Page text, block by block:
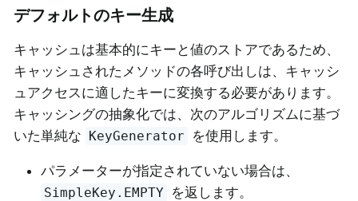
デフォルトのキー生成
キャッシュは基本的にキーと値のストアであるため、
キャッシュされたメソッドの各呼び出しは、キャッシ
ュアクセスに適したキーに変換する必要があります。
キャッシングの抽象化では、次のアルゴリズムに基づ
いた単純な KeyGenerator を使用します。
パラメーターが指定されていない場合は、
SimpleKey.EMPTY
を返します。